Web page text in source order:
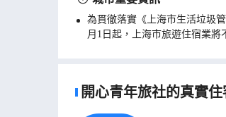
為貫徹落實《上海市生活垃圾
月1日起，上海市旅遊住宿業將
開心青年旅社的真實